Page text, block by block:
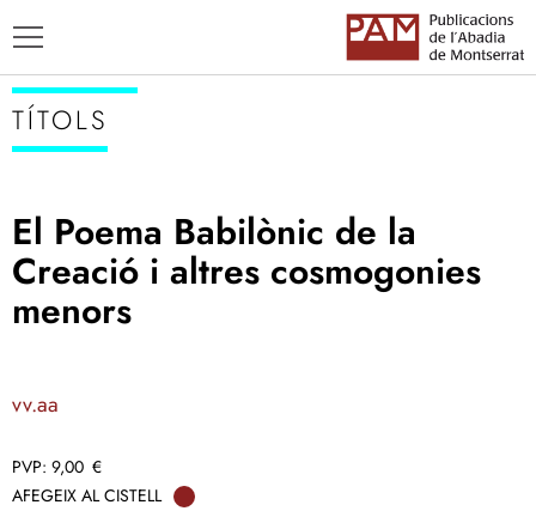
TÍTOLS
ENSENYAMENT CATALÀ
TÍTOLS
El Poema Babilònic de la
Creació i altres cosmogonies
menors
vv.aa
9,00 €
AFEGEIX AL CISTELL